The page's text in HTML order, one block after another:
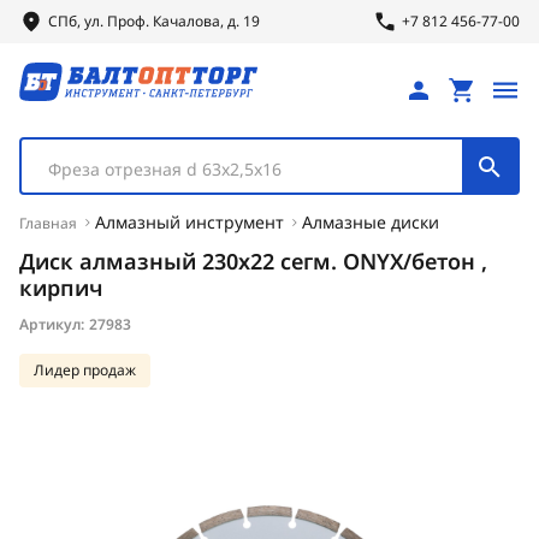
СПб, ул. Проф. Качалова, д. 19 +7 812 456-77-00
Фреза отрезная d 63х2,5х16
Главная Алмазный инструмент Алмазные диски
Диск алмазный 230х22 сегм. ONYX/бетон ,
кирпич
Артикул: 27983
Лидер продаж